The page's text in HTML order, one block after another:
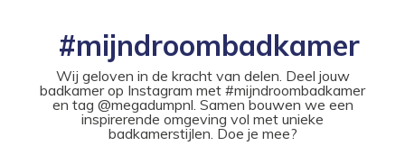
#mijndroombadkamer
Wij geloven in de kracht van delen. Deel jouw
badkamer op Instagram met #mijndroombadkamer
en tag @megadumpnl. Samen bouwen we een
inspirerende omgeving vol met unieke
badkamerstijlen. Doe je mee?